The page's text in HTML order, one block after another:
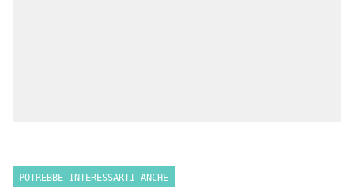
POTREBBE INTERESSARTI ANCHE